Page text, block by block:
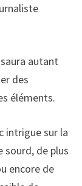
autant
des
éléments.
intrigue sur la
sourd, de plus
encore de